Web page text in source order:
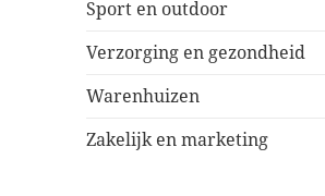
Sport en outdoor
Verzorging en gezondheid
Warenhuizen
Zakelijk en marketing